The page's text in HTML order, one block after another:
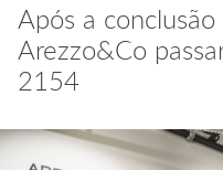
Após a
Arezzo&Co
2154